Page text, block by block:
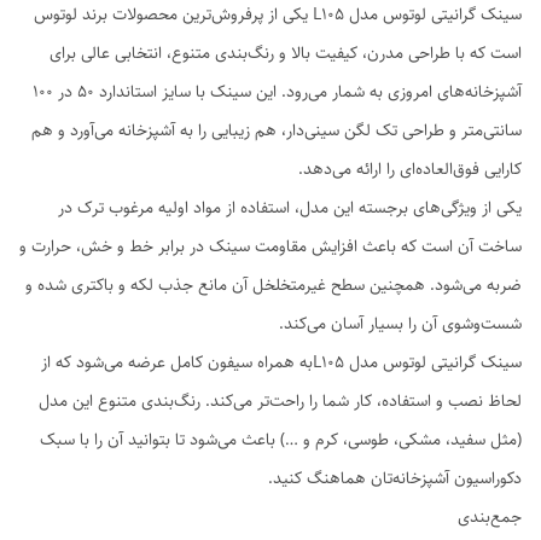
سینک گرانیتی لوتوس مدل L105 یکی از پرفروش‌ترین محصولات برند لوتوس
است که با طراحی مدرن، کیفیت بالا و رنگ‌بندی متنوع، انتخابی عالی برای
آشپزخانه‌های امروزی به شمار می‌رود. این سینک با سایز استاندارد ۵۰ در 100
سانتی‌متر و طراحی تک لگن سینی‌دار، هم زیبایی را به آشپزخانه می‌آورد و هم
کارایی فوق‌العاده‌ای را ارائه می‌دهد.
یکی از ویژگی‌های برجسته این مدل، استفاده از مواد اولیه مرغوب ترک در
ساخت آن است که باعث افزایش مقاومت سینک در برابر خط و خش، حرارت و
ضربه می‌شود. همچنین سطح غیرمتخلخل آن مانع جذب لکه و باکتری شده و
شست‌وشوی آن را بسیار آسان می‌کند.
سینک گرانیتی لوتوس مدل L105به همراه سیفون کامل عرضه می‌شود که از
لحاظ نصب و استفاده، کار شما را راحت‌تر می‌کند. رنگ‌بندی متنوع این مدل
(مثل سفید، مشکی، طوسی، کرم و …) باعث می‌شود تا بتوانید آن را با سبک
دکوراسیون آشپزخانه‌تان هماهنگ کنید.
جمع‌بندی